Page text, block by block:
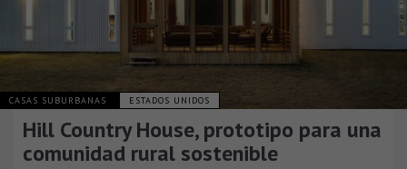
CASAS SUBURBANAS ESTADOS UNIDOS
Hill Country House, prototipo para una
comunidad rural sostenible